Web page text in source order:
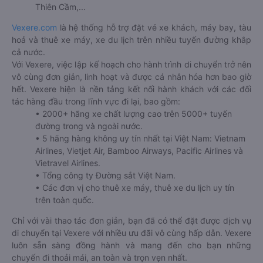
Thiên Cầm,...
Vexere.com là hệ thống hỗ trợ đặt vé xe khách, máy bay, tàu
hoả và thuê xe máy, xe du lịch trên nhiều tuyến đường khắp
cả nước.
Với Vexere, việc lập kế hoạch cho hành trình di chuyển trở nên
vô cùng đơn giản, linh hoạt và được cá nhân hóa hơn bao giờ
hết. Vexere hiện là nền tảng kết nối hành khách với các đối
tác hàng đầu trong lĩnh vực đi lại, bao gồm:
• 2000+ hãng xe chất lượng cao trên 5000+ tuyến
đường trong và ngoài nước.
• 5 hãng hàng không uy tín nhất tại Việt Nam: Vietnam
Airlines, Vietjet Air, Bamboo Airways, Pacific Airlines và
Vietravel Airlines.
• Tổng công ty Đường sắt Việt Nam.
• Các đơn vị cho thuê xe máy, thuê xe du lịch uy tín
trên toàn quốc.
Chỉ với vài thao tác đơn giản, bạn đã có thể đặt được dịch vụ
di chuyển tại Vexere với nhiều ưu đãi vô cùng hấp dẫn. Vexere
luôn sẵn sàng đồng hành và mang đến cho bạn những
chuyến đi thoải mái, an toàn và trọn vẹn nhất.